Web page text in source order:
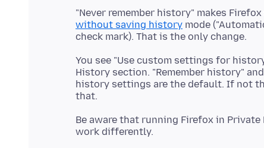
"Never remember history" makes
without saving history mode
You see "Use custom settings for
History section. "Remember history"
history settings are the default. If not
Be aware that running Firefox in
work differently.